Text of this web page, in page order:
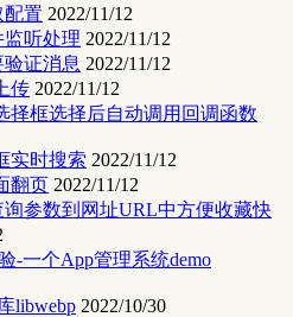
配置 2022/11/12
监听处理 2022/11/12
证消息 2022/11/12
传 2022/11/12
择框选择后自动调用回调函数
实时搜索 2022/11/12
翻页 2022/11/12
询参数到网址URL中方便收藏快
-一个App管理系统demo
libwebp 2022/10/30